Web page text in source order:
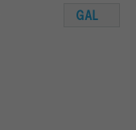
GAL